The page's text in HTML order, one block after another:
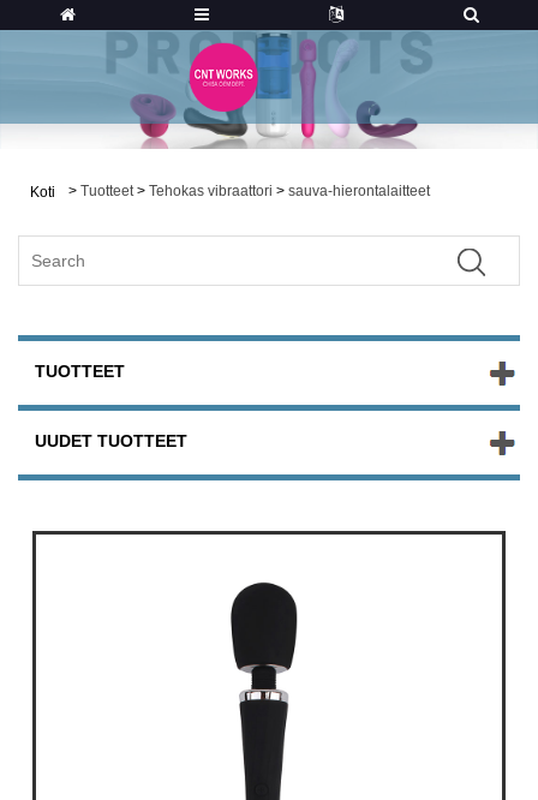
Koti > Tuotteet > Tehokas vibraattori > sauva-hierontalaitteet
TUOTTEET
UUDET TUOTTEET